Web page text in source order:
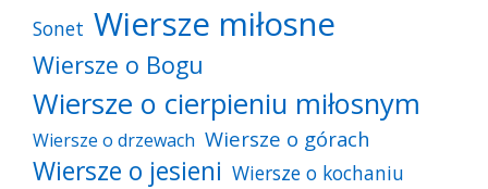
Sonet Wiersze miłosne
Wiersze o Bogu
Wiersze o cierpieniu miłosnym
Wiersze o drzewach Wiersze o górach
Wiersze o jesieni Wiersze o kochaniu